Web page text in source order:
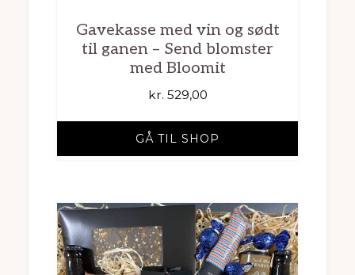
Gavekasse med vin og sødt
til ganen – Send blomster
med Bloomit
kr. 529,00
GÅ TIL SHOP